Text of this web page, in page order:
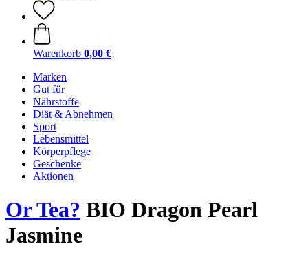
Warenkorb 0,00 €
Marken
Gut für
Nährstoffe
Diät & Abnehmen
Sport
Lebensmittel
Körperpflege
Geschenke
Aktionen
Or Tea? BIO Dragon Pearl
Jasmine